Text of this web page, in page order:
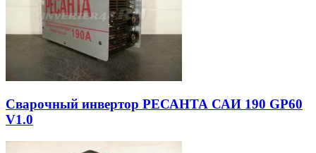
Сварочный инвертор РЕСАНТА САИ 190 GP60
V1.0